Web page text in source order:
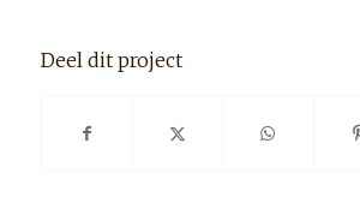
Deel dit project